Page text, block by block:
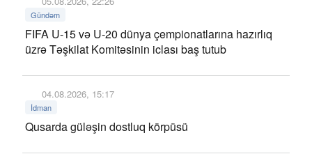
Gündəm
FIFA U-15 və U-20 dünya çempionatlarına hazırlıq
üzrə Təşkilat Komitəsinin iclası baş tutub
04.08.2026, 15:17
İdman
Qusarda güləşin dostluq körpüsü